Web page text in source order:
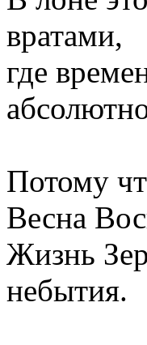
вратами,
где
Потому
Весна
Жизнь
небытия.